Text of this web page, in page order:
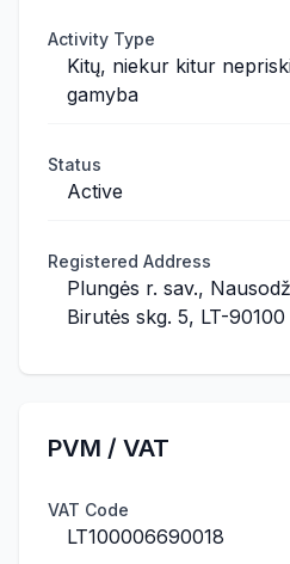
Activity Type
Kitų, niekur kitur
gamyba
Status
Active
Registered Address
Plungės r. sav.,
Birutės skg. 5, LT-90100
PVM / VAT
VAT Code
LT100006690018